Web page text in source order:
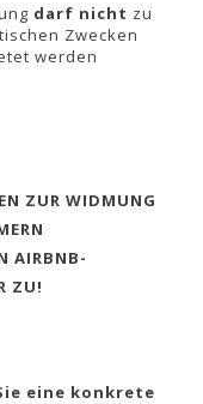
darf nicht zu
Zwecken
werden
ZUR WIDMUNG
AIRBNB-
ZU!
eine konkrete